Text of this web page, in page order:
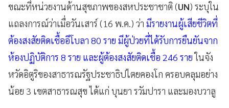
ขณะที่หน่วยงานด้านสุขภาพของสหประชาชาติ (UN) ระบุใน
แถลงการณ์ว่าเมื่อวันเสาร์ (16 พ.ค.) ว่า มีรายงานผู้เสียชีวิตที่
ต้องสงสัยติดเชื้ออีโบลา 80 ราย มีผู้ป่วยที่ได้รับการยืนยันจาก
ห้องปฏิบัติการ 8 ราย และผู้ต้องสงสัยติดเชื้อ 246 รายในจัง
หวัดอิตูริของสาธารณรัฐประชาธิปไตยคองโก ครอบคลุมอย่าง
น้อย 3 เขตสาธารณสุข ได้แก่ บุนยา รวัมปารา และมองบวาลู